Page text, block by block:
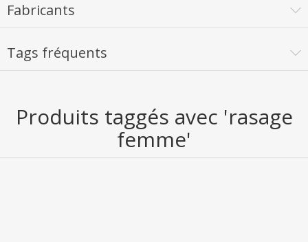
Fabricants
Tags fréquents
Produits taggés avec 'rasage
femme'